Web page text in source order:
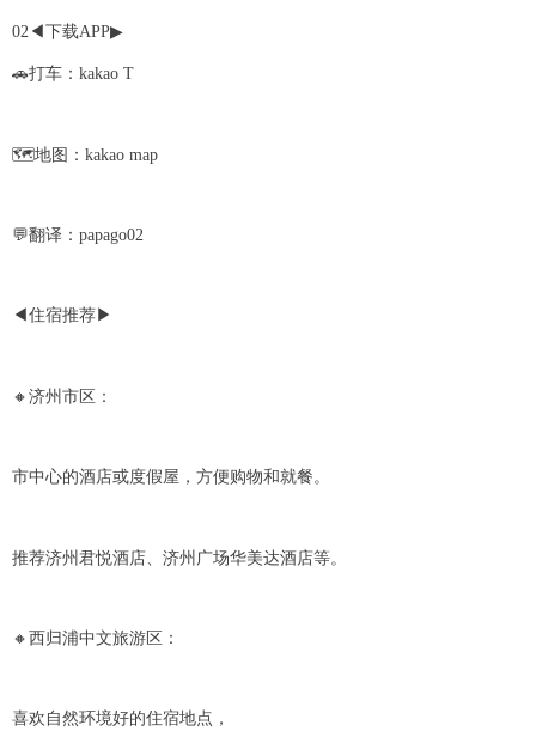
02◀下载APP▶
🚗打车：kakao T
🗺️地图：kakao map
💬翻译：papago02
◀住宿推荐▶
🔸济州市区：
市中心的酒店或度假屋，方便购物和就餐。
推荐济州君悦酒店、济州广场华美达酒店等。
🔸西归浦中文旅游区：
喜欢自然环境好的住宿地点，